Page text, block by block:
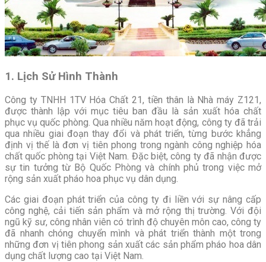
1. Lịch Sử Hình Thành
Công ty TNHH 1TV Hóa Chất 21, tiền thân là Nhà máy Z121,
được thành lập với mục tiêu ban đầu là sản xuất hóa chất
phục vụ quốc phòng. Qua nhiều năm hoạt động, công ty đã trải
qua nhiều giai đoạn thay đổi và phát triển, từng bước khẳng
định vị thế là đơn vị tiên phong trong ngành công nghiệp hóa
chất quốc phòng tại Việt Nam. Đặc biệt, công ty đã nhận được
sự tin tưởng từ Bộ Quốc Phòng và chính phủ trong việc mở
rộng sản xuất pháo hoa phục vụ dân dụng.
Các giai đoạn phát triển của công ty đi liền với sự nâng cấp
công nghệ, cải tiến sản phẩm và mở rộng thị trường. Với đội
ngũ kỹ sư, công nhân viên có trình độ chuyên môn cao, công ty
đã nhanh chóng chuyển mình và phát triển thành một trong
những đơn vị tiên phong sản xuất các sản phẩm pháo hoa dân
dụng chất lượng cao tại Việt Nam.